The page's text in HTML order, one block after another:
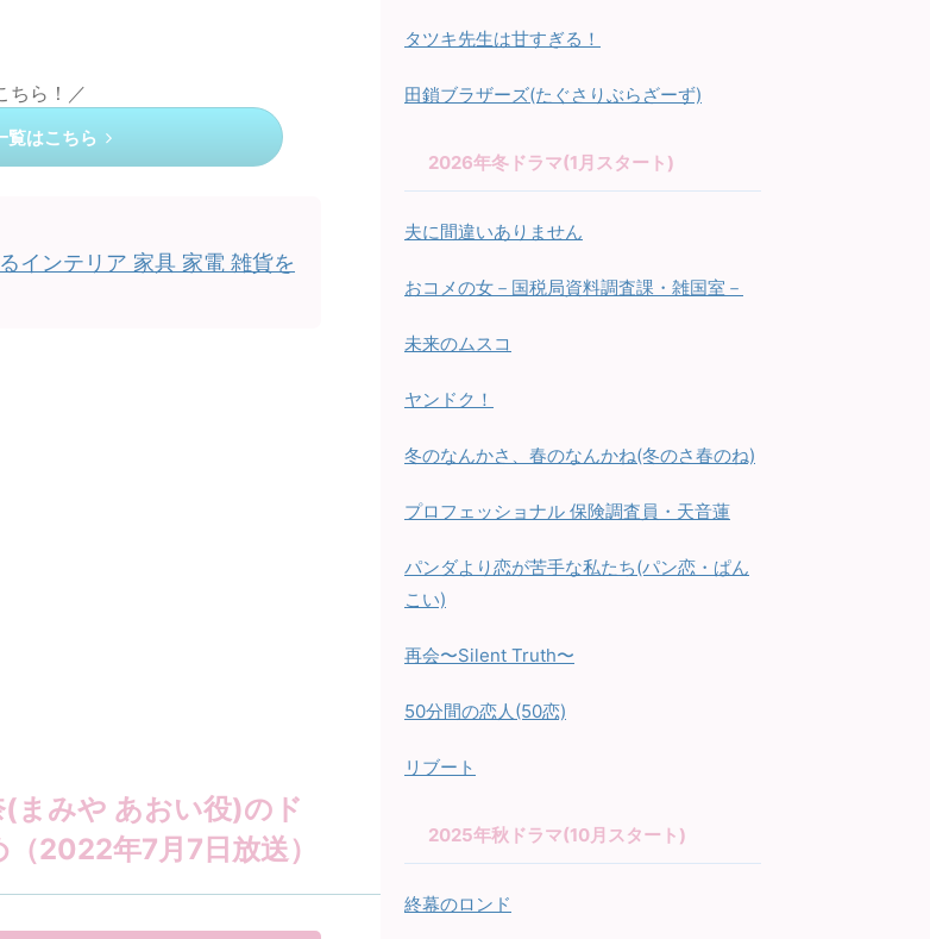
ちら！／
覧はこちら
インテリア 家具 家電 雑貨を
まみや あおい役)のド
2022年7月7日放送）
タツキ先生は甘すぎる！
田鎖ブラザーズ(たぐさりぶらざーず)
2026年冬ドラマ(1月スタート)
夫に間違いありません
おコメの女－国税局資料調査課・雑国室－
未来のムスコ
ヤンドク！
冬のなんかさ、春のなんかね(冬のさ春のね)
プロフェッショナル 保険調査員・天音蓮
パンダより恋が苦手な私たち(パン恋・ぱん
こい)
再会〜Silent Truth〜
50分間の恋人(50恋)
リブート
2025年秋ドラマ(10月スタート)
終幕のロンド